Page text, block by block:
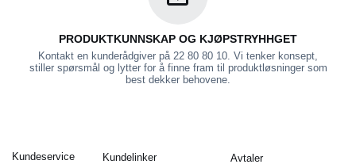
PRODUKTKUNNSKAP OG KJØPSTRYHHGET
Kontakt en kunderådgiver på 22 80 80 10. Vi tenker konsept,
stiller spørsmål og lytter for å finne fram til produktløsninger som
best dekker behovene.
Kundeservice Kundelinker Avtaler